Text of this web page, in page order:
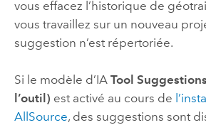
vous effacez l’historique de
vous travaillez sur un nouveau
suggestion n’est répertoriée.
Si le modèle d’IA Tool
l’outil) est activé au cours de
AllSource, des suggestions sont